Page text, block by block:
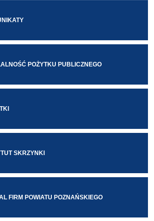
POŻYTKU PUBLICZNEGO
SKRZYNKI
FIRM POWIATU POZNAŃSKIEGO